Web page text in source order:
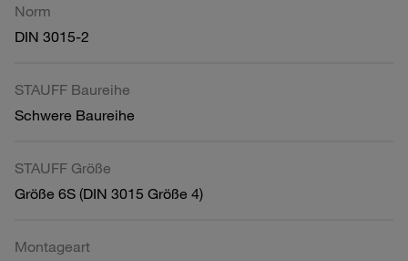
Norm
DIN 3015-2
STAUFF Baureihe
Schwere Baureihe
STAUFF Größe
Größe 6S (DIN 3015 Größe 4)
Montageart